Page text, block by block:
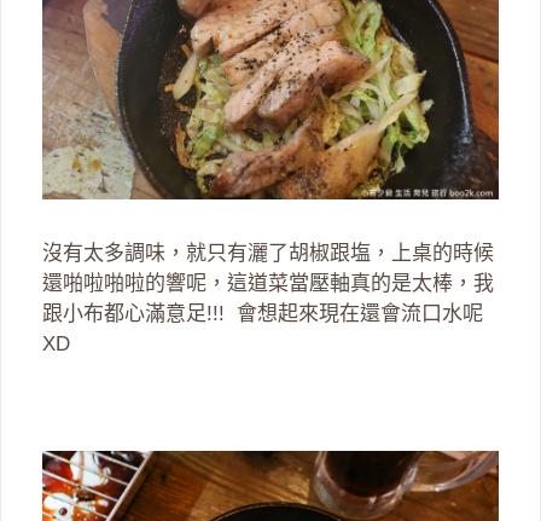
沒有太多調味，就只有灑了胡椒跟塩，上桌的時候
還啪啦啪啦的響呢，這道菜當壓軸真的是太棒，我
跟小布都心滿意足!!! 會想起來現在還會流口水呢
XD